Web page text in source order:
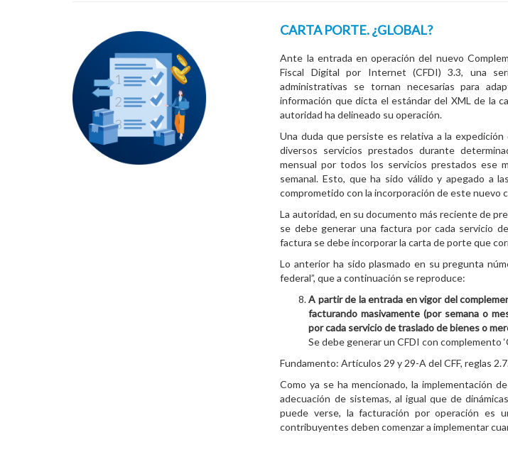
CARTA PORTE. ¿GLOBAL?
Ante la entrada en operación del nuevo
Fiscal Digital por Internet (CFDI) 3.3, una
administrativas se tornan necesarias para
información que dicta el estándar del XML de la
autoridad ha delineado su operación.
Una duda que persiste es relativa a la
diversos servicios prestados durante
mensual por todos los servicios prestados ese
semanal. Esto, que ha sido válido y apegado a
comprometido con la incorporación de este nuevo
La autoridad, en su documento más reciente de
se debe generar una factura por cada servicio
factura se debe incorporar la carta de porte que
Lo anterior ha sido plasmado en su pregunta
federal”, que a continuación se reproduce:
A partir de la entrada en vigor del
facturando masivamente (por semana o
por cada servicio de traslado de bienes o
Se debe generar un CFDI con complemento
Fundamento: Artículos 29 y 29-A del CFF, reglas
Como ya se ha mencionado, la implementación
adecuación de sistemas, al igual que de
puede verse, la facturación por operación es
contribuyentes deben comenzar a implementar